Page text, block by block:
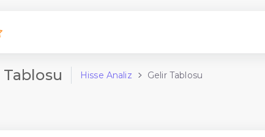
Tablosu Hisse Analiz Gelir Tablosu